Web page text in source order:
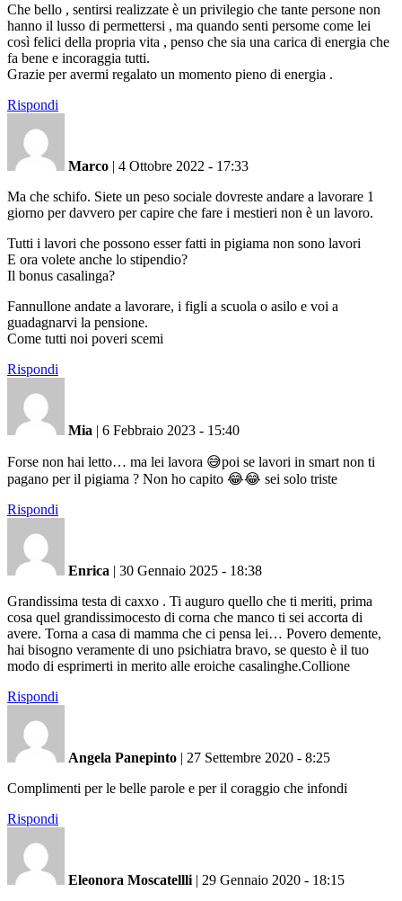
Che bello , sentirsi realizzate è un privilegio che tante persone non
hanno il lusso di permettersi , ma quando senti persome come lei
così felici della propria vita , penso che sia una carica di energia che
fa bene e incoraggia tutti.
Grazie per avermi regalato un momento pieno di energia .
Rispondi
Marco | 4 Ottobre 2022 - 17:33
Ma che schifo. Siete un peso sociale dovreste andare a lavorare 1
giorno per davvero per capire che fare i mestieri non è un lavoro.
Tutti i lavori che possono esser fatti in pigiama non sono lavori
E ora volete anche lo stipendio?
Il bonus casalinga?
Fannullone andate a lavorare, i figli a scuola o asilo e voi a
guadagnarvi la pensione.
Come tutti noi poveri scemi
Rispondi
Mia | 6 Febbraio 2023 - 15:40
Forse non hai letto… ma lei lavora 😅poi se lavori in smart non ti
pagano per il pigiama ? Non ho capito 😂😂 sei solo triste
Rispondi
Enrica | 30 Gennaio 2025 - 18:38
Grandissima testa di caxxo . Ti auguro quello che ti meriti, prima
cosa quel grandissimocesto di corna che manco ti sei accorta di
avere. Torna a casa di mamma che ci pensa lei… Povero demente,
hai bisogno veramente di uno psichiatra bravo, se questo è il tuo
modo di esprimerti in merito alle eroiche casalinghe.Collione
Rispondi
Angela Panepinto | 27 Settembre 2020 - 8:25
Complimenti per le belle parole e per il coraggio che infondi
Rispondi
Eleonora Moscatellli | 29 Gennaio 2020 - 18:15